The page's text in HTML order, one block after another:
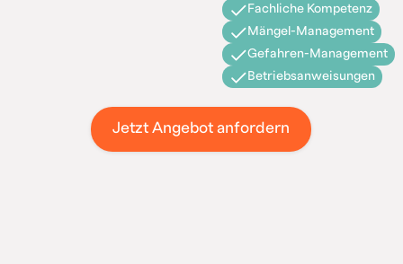
Fachliche Kompetenz
Mängel-Management
Gefahren-Management
Betriebsanweisungen
Jetzt Angebot anfordern